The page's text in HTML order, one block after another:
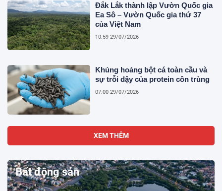
Đắk Lắk thành lập Vườn Quốc gia
Ea Sô – Vườn Quốc gia thứ 37
của Việt Nam
10:59 29/07/2026
Khủng hoảng bột cá toàn cầu và
sự trỗi dậy của protein côn trùng
07:00 29/07/2026
XEM THÊM
Bất động sản